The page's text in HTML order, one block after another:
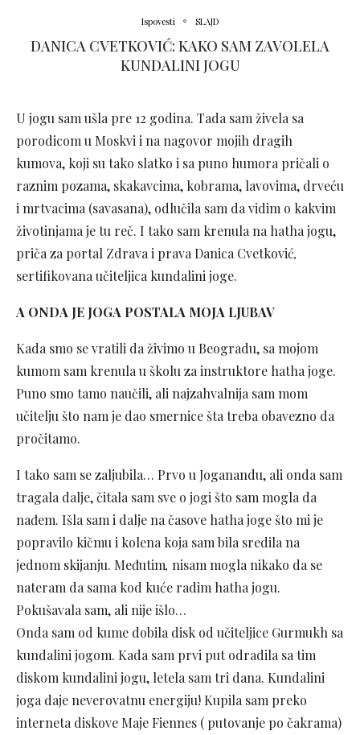
Ispovesti SLAJD
DANICA CVETKOVIĆ: KAKO SAM ZAVOLELA
KUNDALINI JOGU
U jogu sam ušla pre 12 godina. Tada sam živela sa
porodicom u Moskvi i na nagovor mojih dragih
kumova, koji su tako slatko i sa puno humora pričali o
raznim pozama, skakavcima, kobrama, lavovima, drveću
i mrtvacima (savasana), odlučila sam da vidim o kakvim
životinjama je tu reč. I tako sam krenula na hatha jogu,
priča za portal Zdrava i prava Danica Cvetković,
sertifikovana učiteljica kundalini joge.
A ONDA JE JOGA POSTALA MOJA LJUBAV
Kada smo se vratili da živimo u Beogradu, sa mojom
kumom sam krenula u školu za instruktore hatha joge.
Puno smo tamo naučili, ali najzahvalnija sam mom
učitelju što nam je dao smernice šta treba obavezno da
pročitamo.
I tako sam se zaljubila… Prvo u Joganandu, ali onda sam
tragala dalje, čitala sam sve o jogi što sam mogla da
nađem. Išla sam i dalje na časove hatha joge što mi je
popravilo kičmu i kolena koja sam bila sredila na
jednom skijanju. Međutim, nisam mogla nikako da se
nateram da sama kod kuće radim hatha jogu.
Pokušavala sam, ali nije išlo…
Onda sam od kume dobila disk od učiteljice Gurmukh sa
kundalini jogom. Kada sam prvi put odradila sa tim
diskom kundalini jogu, letela sam tri dana. Kundalini
joga daje neverovatnu energiju! Kupila sam preko
interneta diskove Maje Fiennes ( putovanje po čakrama)